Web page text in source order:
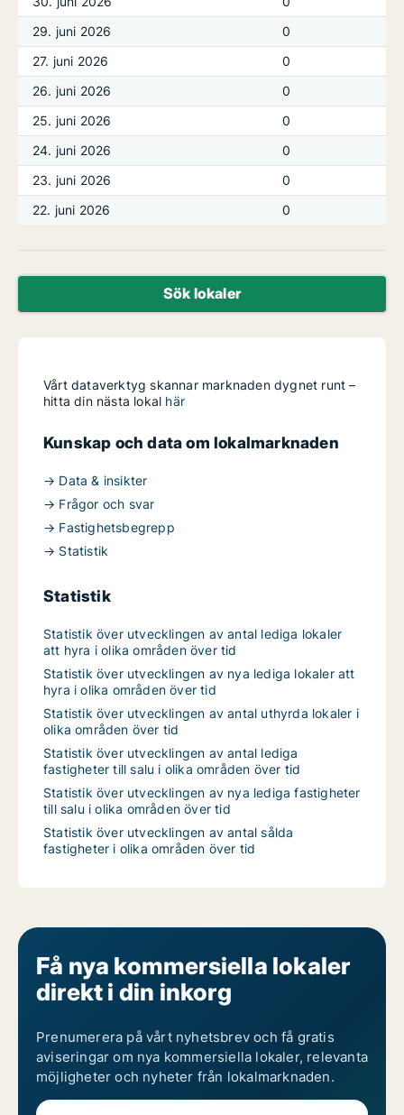
29. juni 2026
0
27. juni 2026
0
26. juni 2026
0
25. juni 2026
0
24. juni 2026
0
23. juni 2026
0
22. juni 2026
0
Sök lokaler
Vårt dataverktyg skannar marknaden dygnet runt –
hitta din nästa lokal här
Kunskap och data om lokalmarknaden
→ Data & insikter
→ Frågor och svar
→ Fastighetsbegrepp
→ Statistik
Statistik
Statistik över utvecklingen av antal lediga lokaler
att hyra i olika områden över tid
Statistik över utvecklingen av nya lediga lokaler att
hyra i olika områden över tid
Statistik över utvecklingen av antal uthyrda lokaler i
olika områden över tid
Statistik över utvecklingen av antal lediga
fastigheter till salu i olika områden över tid
Statistik över utvecklingen av nya lediga fastigheter
till salu i olika områden över tid
Statistik över utvecklingen av antal sålda
fastigheter i olika områden över tid
Få nya kommersiella lokaler
direkt i din inkorg
Prenumerera på vårt nyhetsbrev och få gratis
aviseringar om nya kommersiella lokaler, relevanta
möjligheter och nyheter från lokalmarknaden.